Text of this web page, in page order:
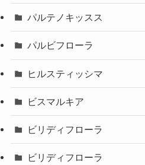
パルテノキッスス
パルビフローラ
ヒルスティッシマ
ビスマルキア
ビリディフローラ
ビリディフローラ